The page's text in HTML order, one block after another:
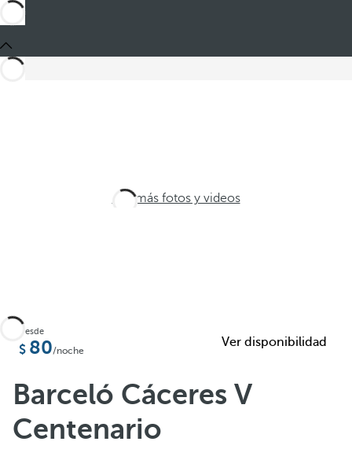
Ver más fotos y videos
Desde
80/noche
Ver disponibilidad
Barceló Cáceres V
Centenario